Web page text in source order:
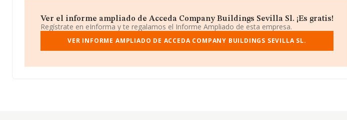
Ver el informe ampliado de Acceda Company Buildings Sevilla Sl. ¡Es gratis!
Regístrate en eInforma y te regalamos el Informe Ampliado de esta empresa.
VER INFORME AMPLIADO DE ACCEDA COMPANY BUILDINGS SEVILLA SL.